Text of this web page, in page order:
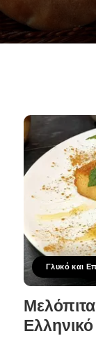
Γλυκό και